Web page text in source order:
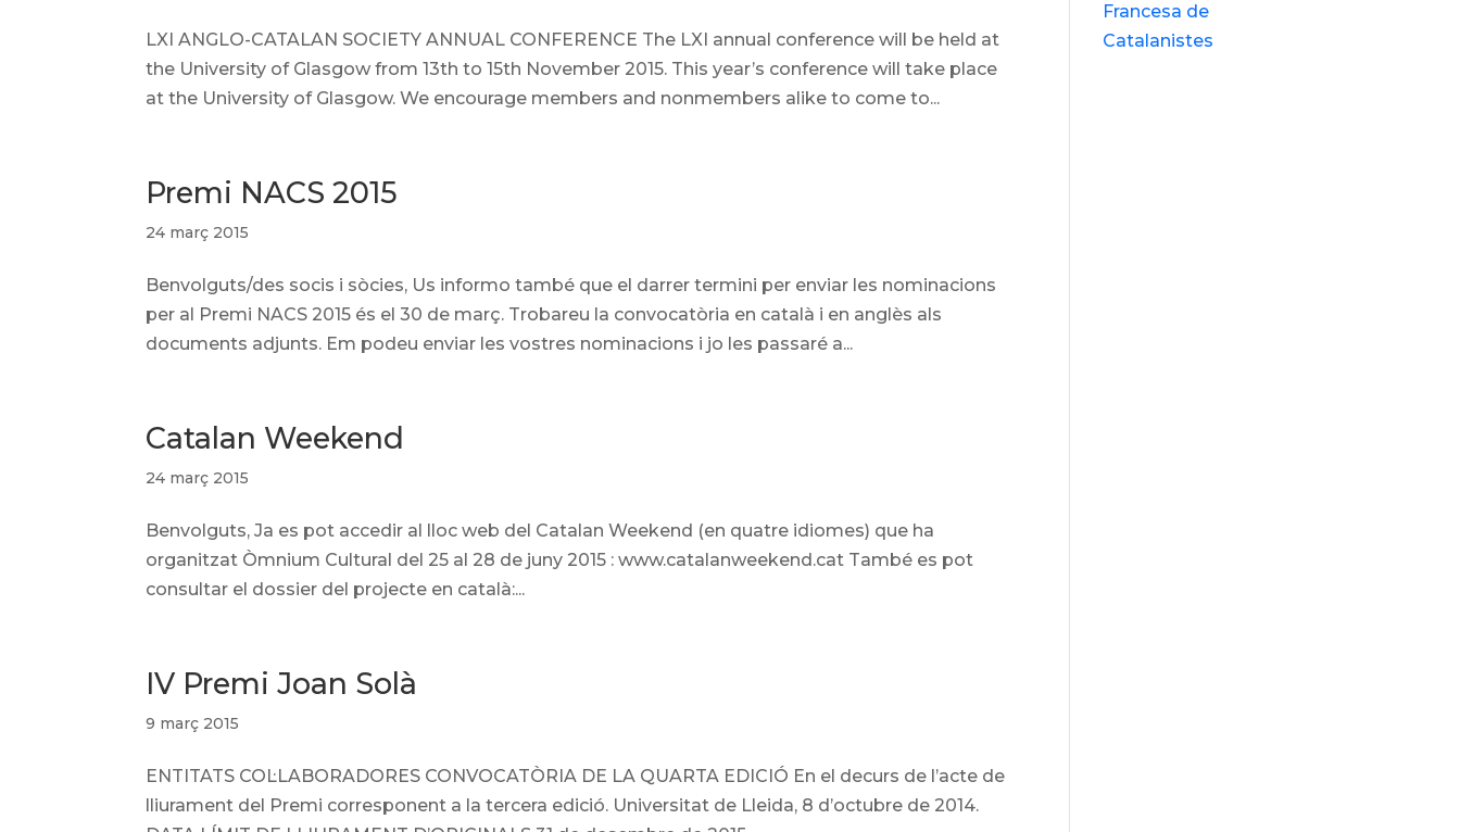
LXI ANGLO-CATALAN SOCIETY ANNUAL CONFERENCE The LXI annual conference will be held at
the University of Glasgow from 13th to 15th November 2015. This year’s conference will take place
at the University of Glasgow. We encourage members and nonmembers alike to come to...
Premi NACS 2015
24 març 2015
Benvolguts/des socis i sòcies, Us informo també que el darrer termini per enviar les nominacions
per al Premi NACS 2015 és el 30 de març. Trobareu la convocatòria en català i en anglès als
documents adjunts. Em podeu enviar les vostres nominacions i jo les passaré a...
Catalan Weekend
24 març 2015
Benvolguts, Ja es pot accedir al lloc web del Catalan Weekend (en quatre idiomes) que ha
organitzat Òmnium Cultural del 25 al 28 de juny 2015 : www.catalanweekend.cat També es pot
consultar el dossier del projecte en català:...
IV Premi Joan Solà
9 març 2015
ENTITATS COL·LABORADORES CONVOCATÒRIA DE LA QUARTA EDICIÓ En el decurs de l’acte de
lliurament del Premi corresponent a la tercera edició. Universitat de Lleida, 8 d’octubre de 2014.
Francesa de
Catalanistes